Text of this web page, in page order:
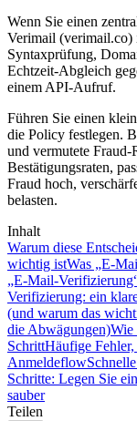
Wenn Sie einen
Verimail
Syntaxprüfung,
Echtzeit‑Abgleich
einem API‑Aufruf.
Führen Sie einen
die Policy festlegen.
und vermutete
Bestätigungsraten,
Fraud hoch,
belasten.
Inhalt
Warum diese
wichtig istWas
Verifizierung: ein
(und warum das
die Abwägungen)Wie
SchrittHäufige Fehler,
Anmeldeflow
Schritte: Legen Sie
sauber
Teilen